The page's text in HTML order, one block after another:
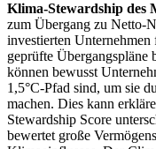
Klima-Stewardship des
zum Übergang zu Netto-
investierten Unternehmen
geprüfte Übergangspläne
können bewusst
1,5°C-Pfad sind, um sie
machen. Dies kann
Stewardship Score
bewertet große